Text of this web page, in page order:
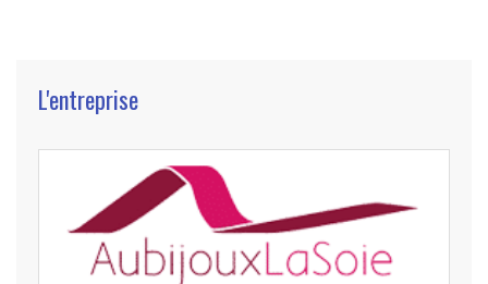
L'entreprise